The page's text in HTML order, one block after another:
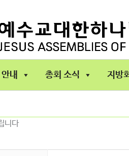
내 총회 소식 지방
니다